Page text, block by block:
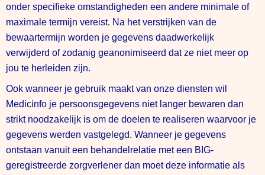
onder specifieke omstandigheden een andere minimale of
maximale termijn vereist. Na het verstrijken van de
bewaartermijn worden je gegevens daadwerkelijk
verwijderd of zodanig geanonimiseerd dat ze niet meer op
jou te herleiden zijn.
Ook wanneer je gebruik maakt van onze diensten wil
Medicinfo je persoonsgegevens niet langer bewaren dan
strikt noodzakelijk is om de doelen te realiseren waarvoor je
gegevens werden vastgelegd. Wanneer je gegevens
ontstaan vanuit een behandelrelatie met een BIG-
geregistreerde zorgverlener dan moet deze informatie als